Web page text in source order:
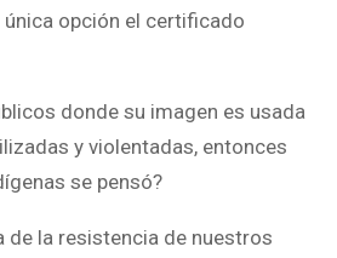
opción el certificado
donde su imagen es usada
y violentadas, entonces
se pensó?
de la resistencia de nuestros